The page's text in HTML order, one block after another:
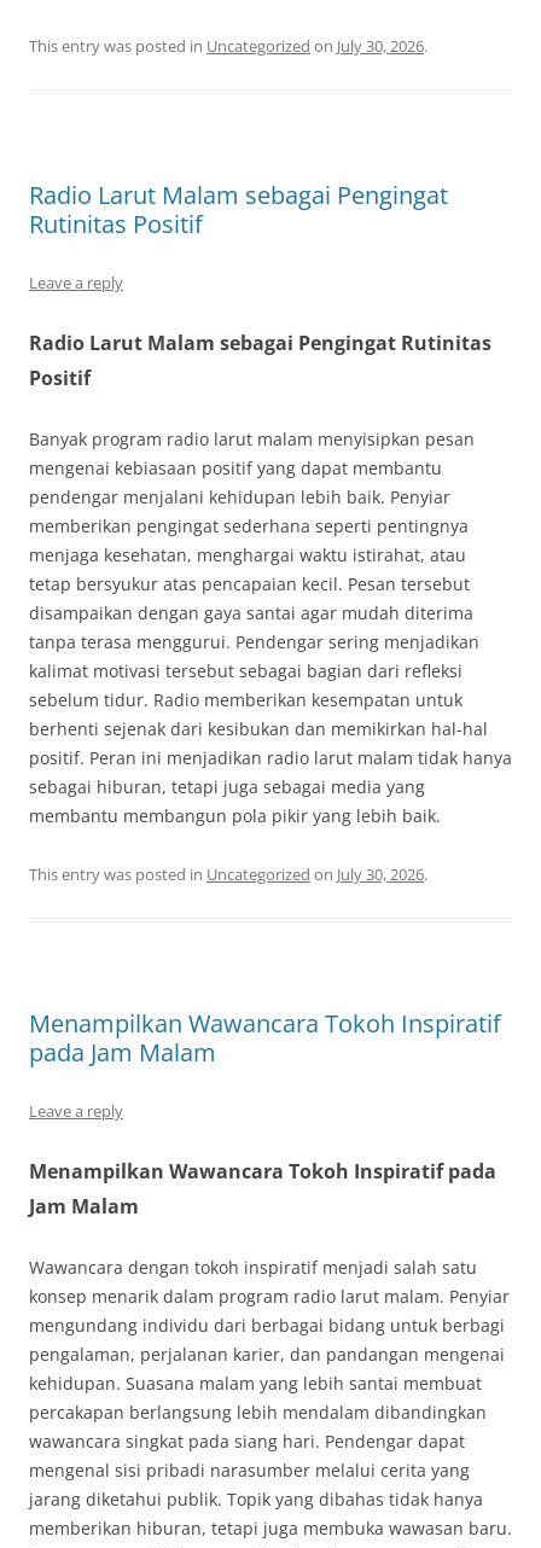
This entry was posted in Uncategorized on July 30, 2026.
Radio Larut Malam sebagai Pengingat
Rutinitas Positif
Leave a reply
Radio Larut Malam sebagai Pengingat Rutinitas
Positif
Banyak program radio larut malam menyisipkan pesan
mengenai kebiasaan positif yang dapat membantu
pendengar menjalani kehidupan lebih baik. Penyiar
memberikan pengingat sederhana seperti pentingnya
menjaga kesehatan, menghargai waktu istirahat, atau
tetap bersyukur atas pencapaian kecil. Pesan tersebut
disampaikan dengan gaya santai agar mudah diterima
tanpa terasa menggurui. Pendengar sering menjadikan
kalimat motivasi tersebut sebagai bagian dari refleksi
sebelum tidur. Radio memberikan kesempatan untuk
berhenti sejenak dari kesibukan dan memikirkan hal-hal
positif. Peran ini menjadikan radio larut malam tidak hanya
sebagai hiburan, tetapi juga sebagai media yang
membantu membangun pola pikir yang lebih baik.
This entry was posted in Uncategorized on July 30, 2026.
Menampilkan Wawancara Tokoh Inspiratif
pada Jam Malam
Leave a reply
Menampilkan Wawancara Tokoh Inspiratif pada
Jam Malam
Wawancara dengan tokoh inspiratif menjadi salah satu
konsep menarik dalam program radio larut malam. Penyiar
mengundang individu dari berbagai bidang untuk berbagi
pengalaman, perjalanan karier, dan pandangan mengenai
kehidupan. Suasana malam yang lebih santai membuat
percakapan berlangsung lebih mendalam dibandingkan
wawancara singkat pada siang hari. Pendengar dapat
mengenal sisi pribadi narasumber melalui cerita yang
jarang diketahui publik. Topik yang dibahas tidak hanya
memberikan hiburan, tetapi juga membuka wawasan baru.